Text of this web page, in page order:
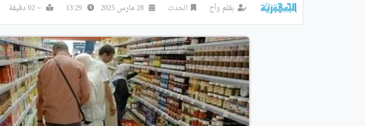
بقلم وأج الحدث 28 مارس 2025 13:29 ~ 02 دقيقة